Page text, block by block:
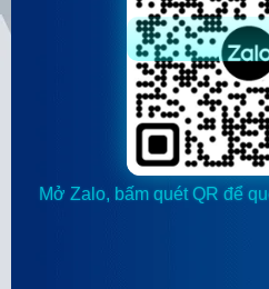
Mở Zalo, bấm quét QR để